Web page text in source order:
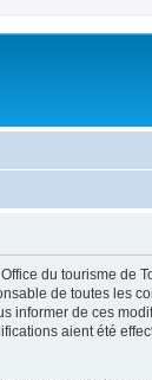
du tourisme
de toutes les
informer de ces
aient été